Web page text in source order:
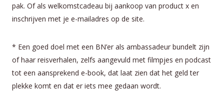
pak. Of als welkomstcadeau bij aankoop van product x en
inschrijven met je e-mailadres op de site.
* Een goed doel met een BN’er als ambassadeur bundelt zijn
of haar reisverhalen, zelfs aangevuld met filmpjes en podcast
tot een aansprekend e-book, dat laat zien dat het geld ter
plekke komt en dat er iets mee gedaan wordt.